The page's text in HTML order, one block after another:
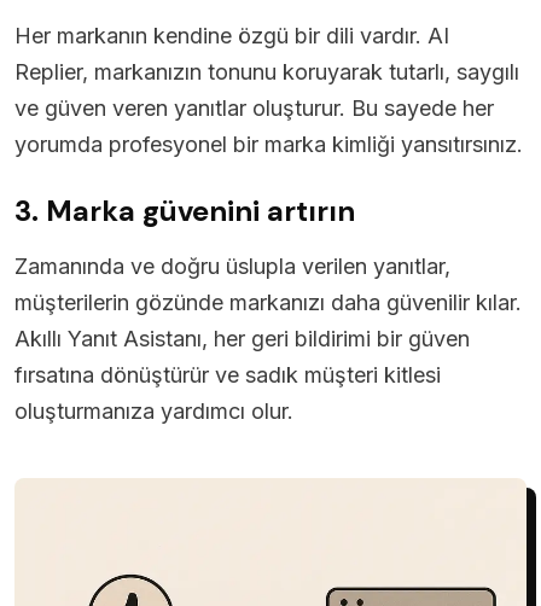
Her markanın kendine özgü bir dili vardır. AI
Replier, markanızın tonunu koruyarak tutarlı, saygılı
ve güven veren yanıtlar oluşturur. Bu sayede her
yorumda profesyonel bir marka kimliği yansıtırsınız.
3. Marka güvenini artırın
Zamanında ve doğru üslupla verilen yanıtlar,
müşterilerin gözünde markanızı daha güvenilir kılar.
Akıllı Yanıt Asistanı, her geri bildirimi bir güven
fırsatına dönüştürür ve sadık müşteri kitlesi
oluşturmanıza yardımcı olur.